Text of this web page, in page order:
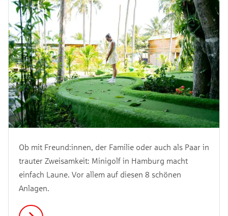
Ob mit Freund:innen, der Familie oder auch als Paar in
trauter Zweisamkeit: Minigolf in Hamburg macht
einfach Laune. Vor allem auf diesen 8 schönen
Anlagen.